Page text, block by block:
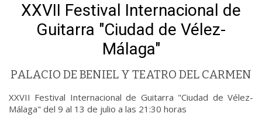
XXVII Festival Internacional de
Guitarra "Ciudad de Vélez-
Málaga"
PALACIO DE BENIEL Y TEATRO DEL CARMEN
XXVII Festival Internacional de Guitarra "Ciudad de Vélez-
Málaga" del 9 al 13 de julio a las 21:30 horas